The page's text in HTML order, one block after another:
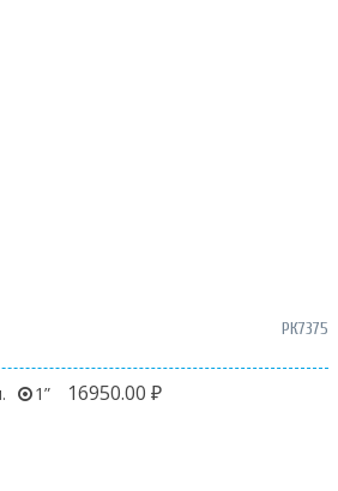
РК7375
1 16950.00 ₽